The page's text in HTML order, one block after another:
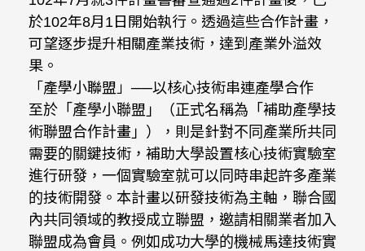
於102年8月1日開始執行。透過這些合作計畫，
可望逐步提升相關產業技術，達到產業外溢效
果。
「產學小聯盟」──以核心技術串連產學合作
至於「產學小聯盟」（正式名稱為「補助產學技
術聯盟合作計畫」），則是針對不同產業所共同
需要的關鍵技術，補助大學設置核心技術實驗室
進行研發，一個實驗室就可以同時串起許多產業
的技術開發。本計畫以研發技術為主軸，聯合國
內共同領域的教授成立聯盟，邀請相關業者加入
聯盟成為會員。例如成功大學的機械馬達技術實